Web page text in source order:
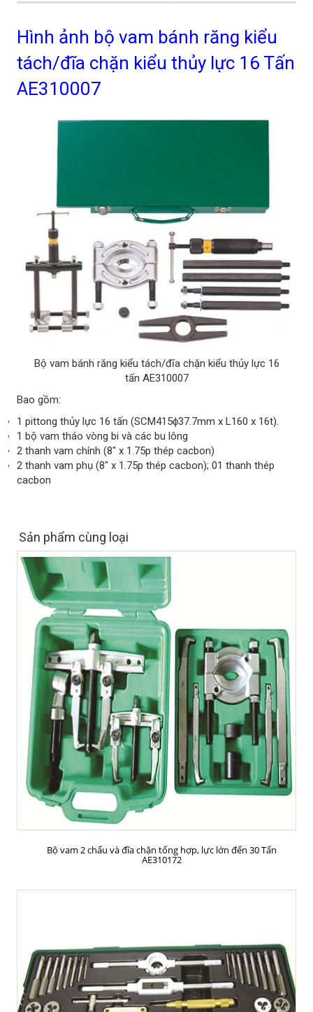
Hình ảnh bộ vam bánh răng kiểu
tách/đĩa chặn kiểu thủy lực 16 Tấn
AE310007
Bộ vam bánh răng kiểu tách/đĩa chặn kiểu thủy lực 16
tấn AE310007
Bao gồm:
1 pittong thủy lực 16 tấn (SCM415ϕ37.7mm x L160 x 16t).
1 bộ vam tháo vòng bi và các bu lông
2 thanh vam chính (8" x 1.75p thép cacbon)
2 thanh vam phụ (8" x 1.75p thép cacbon); 01 thanh thép
cacbon
Sản phẩm cùng loại
MUA HÀNG
Bộ vam 2 chấu và đĩa chặn tổng hợp, lực lớn đến 30 Tấn
AE310172